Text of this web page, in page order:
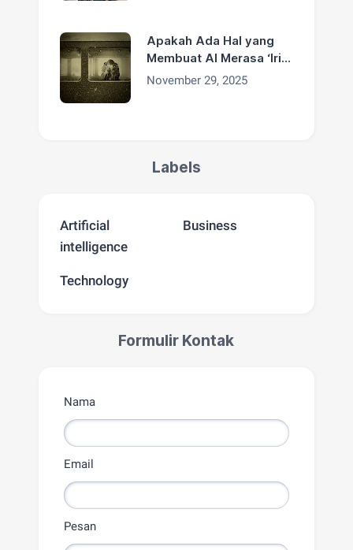
Apakah Ada Hal yang
Membuat AI Merasa ‘Iri’
Terhadap Manusia?
November 29, 2025
Labels
Artificial
intelligence
Business
Technology
Formulir Kontak
Nama
Email
Pesan